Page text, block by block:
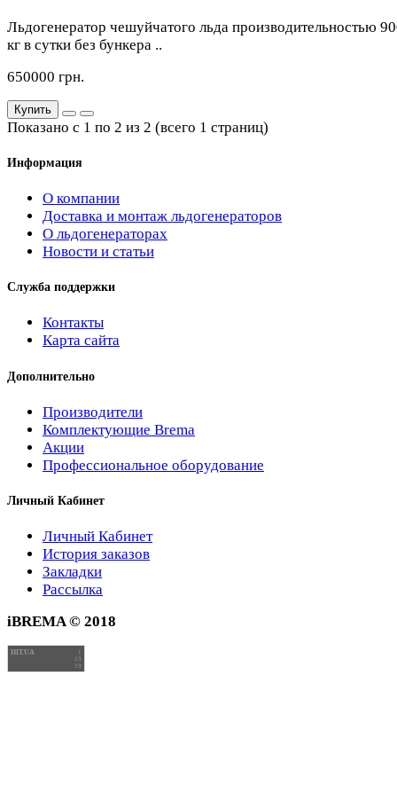
Льдогенератор чешуйчатого льда производительностью
кг в сутки без бункера ..
650000 грн.
Купить
Показано с 1 по 2 из 2 (всего 1 страниц)
Информация
О компании
Доставка и монтаж льдогенераторов
О льдогенераторах
Новости и статьи
Служба поддержки
Контакты
Карта сайта
Дополнительно
Производители
Комплектующие Brema
Акции
Профессиональное оборудование
Личный Кабинет
Личный Кабинет
История заказов
Закладки
Рассылка
iBREMA © 2018
HIT.UA
13
19